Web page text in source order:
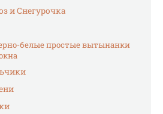
и Снегурочка
белые простые вытынанки